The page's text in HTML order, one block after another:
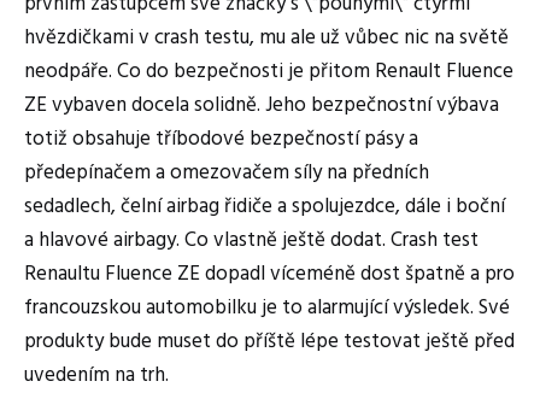
hvězdičkami v crash testu, mu ale už vůbec nic na světě
neodpáře. Co do bezpečnosti je přitom Renault Fluence
ZE vybaven docela solidně. Jeho bezpečnostní výbava
totiž obsahuje tříbodové bezpečností pásy a
předepínačem a omezovačem síly na předních
sedadlech, čelní airbag řidiče a spolujezdce, dále i boční
a hlavové airbagy. Co vlastně ještě dodat. Crash test
Renaultu Fluence ZE dopadl víceméně dost špatně a pro
francouzskou automobilku je to alarmující výsledek. Své
produkty bude muset do příště lépe testovat ještě před
uvedením na trh.